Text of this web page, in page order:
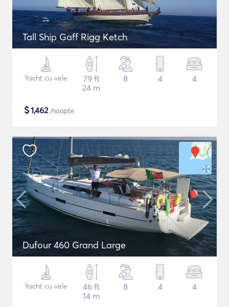
Tall Ship Gaff Rigg Ketch
Yacht cu vele
79 ft
24 m
8 4 4
$1,462/noapte
Dufour 460 Grand Large
Yacht cu vele
46 ft
14 m
8 4 4